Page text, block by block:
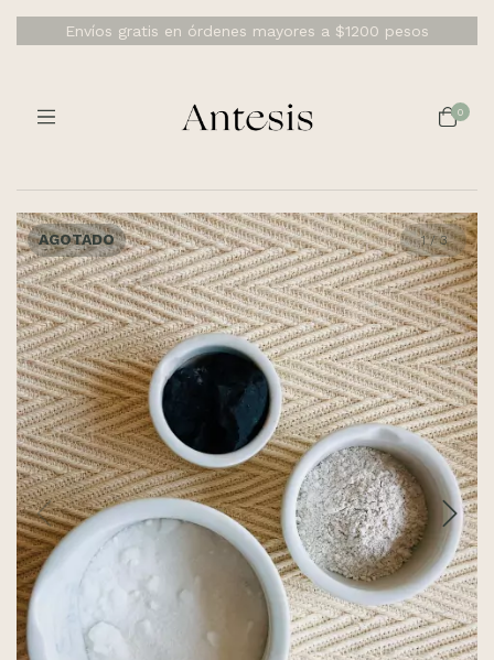
Envíos gratis en órdenes mayores a $1200 pesos
0
AGOTADO 1/3